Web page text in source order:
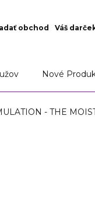
obchod Váš
Nové
- THE